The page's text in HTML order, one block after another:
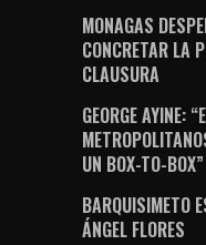
MONAGAS
CONCRETAR LA
CLAUSURA
GEORGE AYINE:
UN BOX-TO-BOX”
BARQUISIMETO
ÁNGEL FLORES